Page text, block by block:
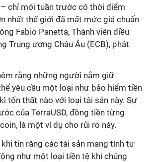
chỉ mới tuần trước có thời điểm
nhất thế giới đã mất mức giá chuẩn
Fabio Panetta, Thành viên điều
Trung ương Châu Âu (ECB), phát
rằng những người nắm giữ
yêu cầu một loại như bảo hiểm tiền
tổn thất nào với loại tài sản này. Sự
của TerraUSD, đồng tiền từng
là một ví dụ cho rủi ro này.
tin rằng các tài sản mang tính tư
như một loại tiền tệ khi chúng